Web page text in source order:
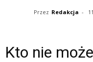
Przez Redakcja -
Kto nie